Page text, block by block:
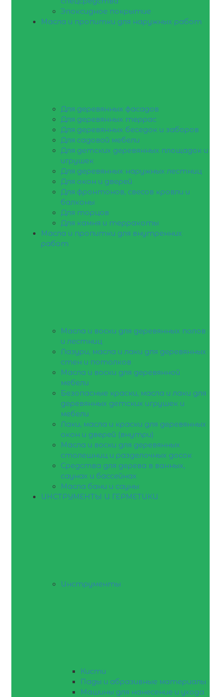
Эпоксидное покрытие
Масла и пропитки для наружных работ
Для деревянных фасадов
Для деревянных террас
Для деревянных беседок и заборов
Для садовой мебели
Для детских деревянных площадок и
игрушек
Для деревянных наружных лестниц
Для окон и дверей
Для фронтонов, свесов кровли и
балконы
Для торцов
Для камня и терракоты
Масла и пропитки для внутренних
работ
Масла и воски для деревянных полов
и лестниц
Лазури, масла и лаки для деревянных
стен и потолков
Масла и воски для деревянной
мебели
Безопасные краски, масла и лаки для
деревянных детских игрушек и
мебели
Лаки, масла и краски для деревянных
окон и дверей (внутри)
Масла и воски для деревянных
столешниц и разделочных досок
Средства для дерева в ванных,
саунах и бассейнах
Масла бани и сауны
ИНСТРУМЕНТЫ И ГЕРМЕТИКИ
Инструменты
Кисти
Пады и абразивные материалы
Машины для нанесение и ухода